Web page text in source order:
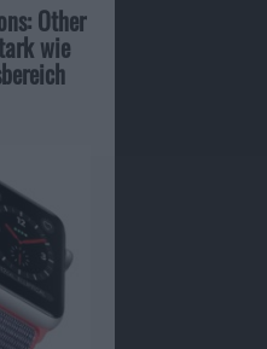
Other
wie